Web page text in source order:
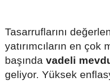
Tasarruflarını
yatırımcıların en çok
başında vadeli
geliyor. Yüksek